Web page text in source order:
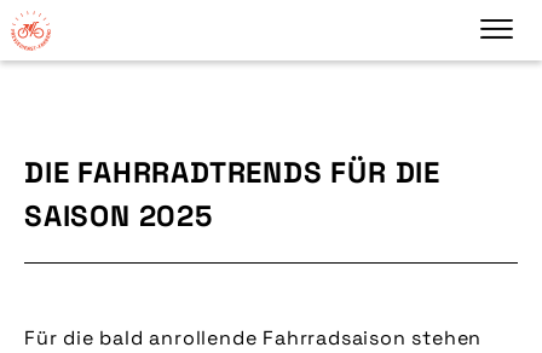
DIE FAHRRADTRENDS FÜR DIE
SAISON 2025
Für die bald anrollende Fahrradsaison stehen